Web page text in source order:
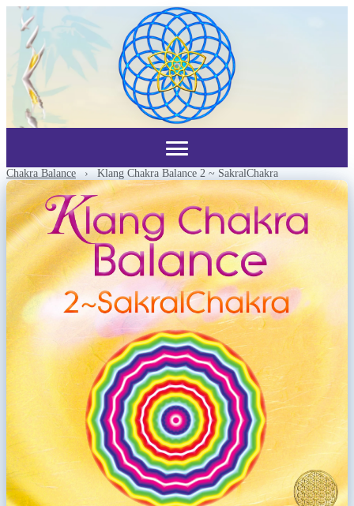
Chakra Balance › Klang Chakra Balance 2 ~ SakralChakra